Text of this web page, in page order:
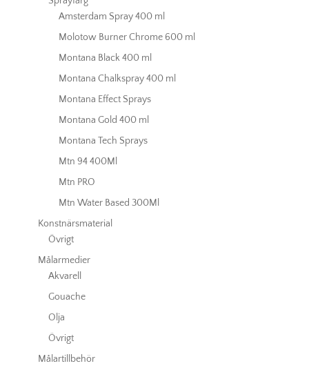
Amsterdam Spray 400 ml
Molotow Burner Chrome 600 ml
Montana Black 400 ml
Montana Chalkspray 400 ml
Montana Effect Sprays
Montana Gold 400 ml
Montana Tech Sprays
Mtn 94 400Ml
Mtn PRO
Mtn Water Based 300Ml
Konstnärsmaterial
Övrigt
Målarmedier
Akvarell
Gouache
Olja
Övrigt
Målartillbehör